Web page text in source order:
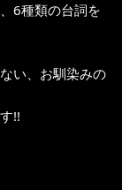
6種類の台詞を
い、お馴染みの
!!